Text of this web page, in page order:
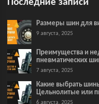
Последние записи
Размеры шин для
9 августа, 2025
Преимущества и
пневматических
7 августа, 2025
Какие выбрать
Цельнолитые или
6 августа, 2025